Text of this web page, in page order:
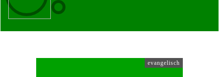
evangelisch